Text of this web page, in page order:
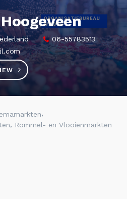
06-55783513
,
, Rommel- en Vlooienmarkten